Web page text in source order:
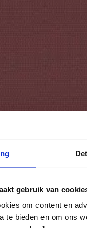
gebruik van
om content en
te bieden en om ons